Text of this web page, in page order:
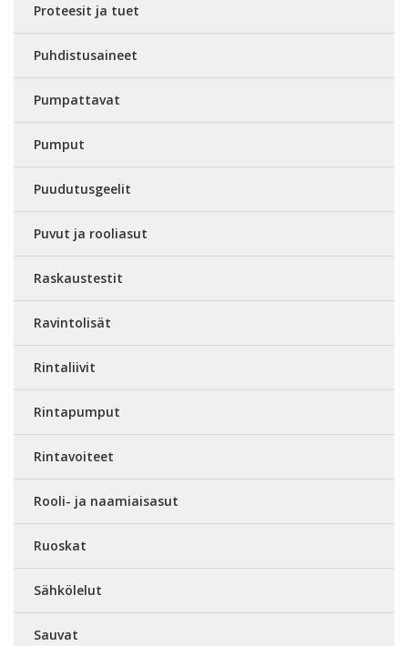
Proteesit ja tuet
Puhdistusaineet
Pumpattavat
Pumput
Puudutusgeelit
Puvut ja rooliasut
Raskaustestit
Ravintolisät
Rintaliivit
Rintapumput
Rintavoiteet
Rooli- ja naamiaisasut
Ruoskat
Sähkölelut
Sauvat